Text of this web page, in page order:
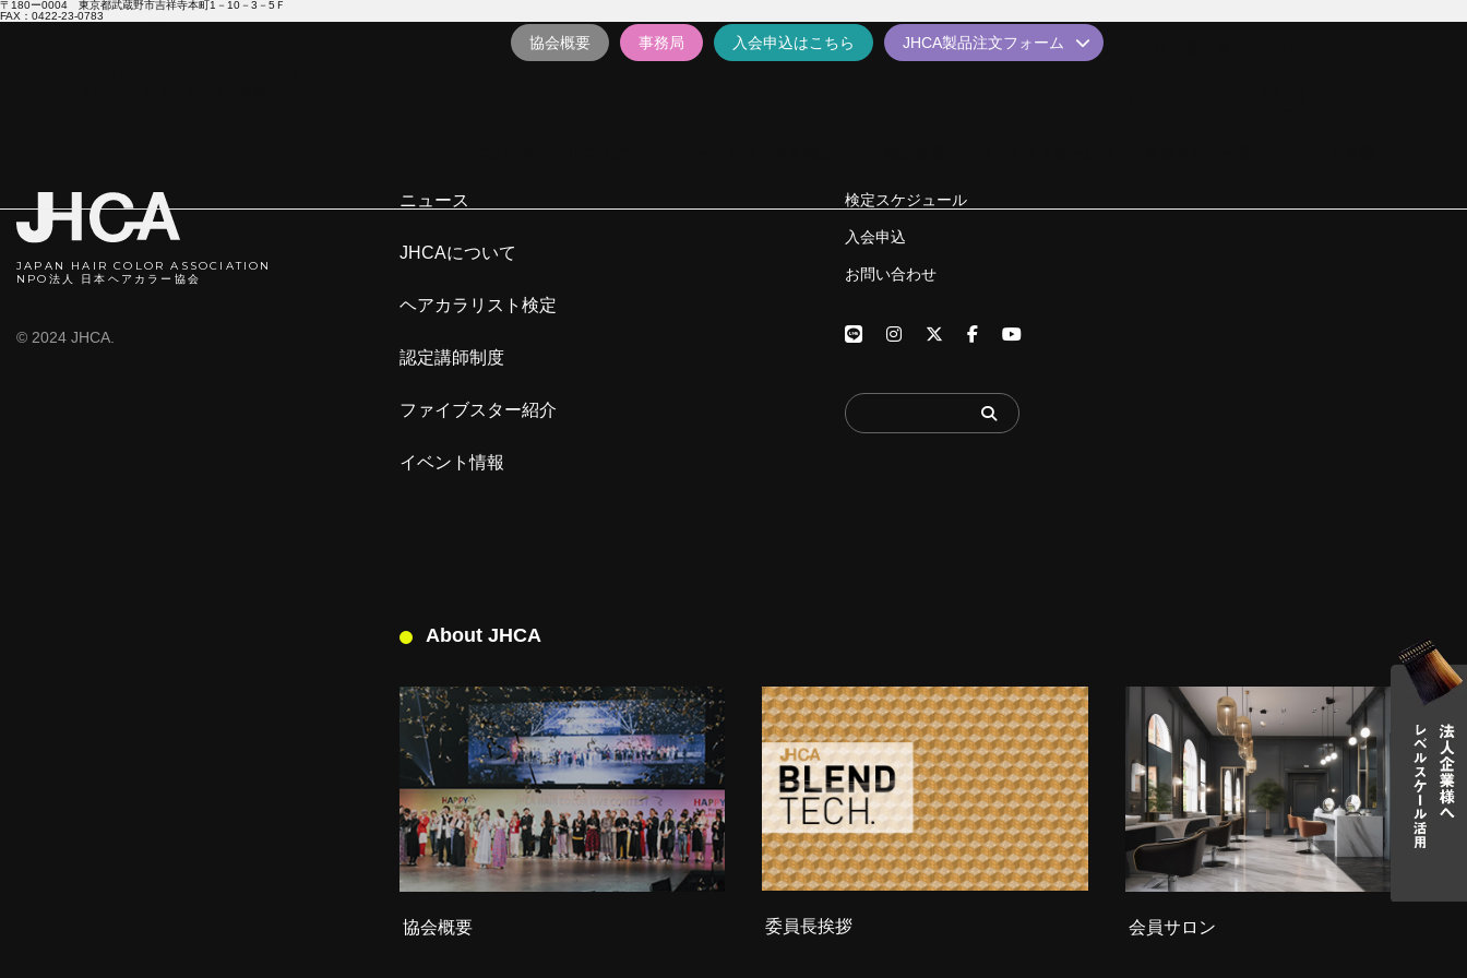
協会概要 事務局 入会申込はこちら JHCA製品注文フォーム
〒180ー0004 東京都武蔵野市吉祥寺本町1－10－3－5Ｆ
FAX：0422-23-0783
JAPAN HAIR COLOR ASSOCIATION
NPO法人 日本ヘアカラー協会
© 2024 JHCA.
ニュース
JHCAについて
ヘアカラリスト検定
認定講師制度
ファイブスター紹介
イベント情報
検定スケジュール
入会申込
お問い合わせ
About JHCA
協会概要 委員長挨拶 会員サロン